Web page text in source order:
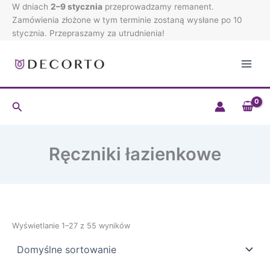
Przejdź
treści
W dniach 2–9 stycznia przeprowadzamy remanent.
Zamówienia złożone w tym terminie zostaną wysłane po 10
stycznia. Przepraszamy za utrudnienia!
Szukaj
Ręczniki łazienkowe
Wyświetlanie 1–27 z 55 wyników